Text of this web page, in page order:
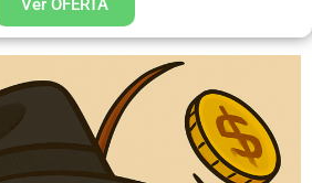
Ver OFERTA